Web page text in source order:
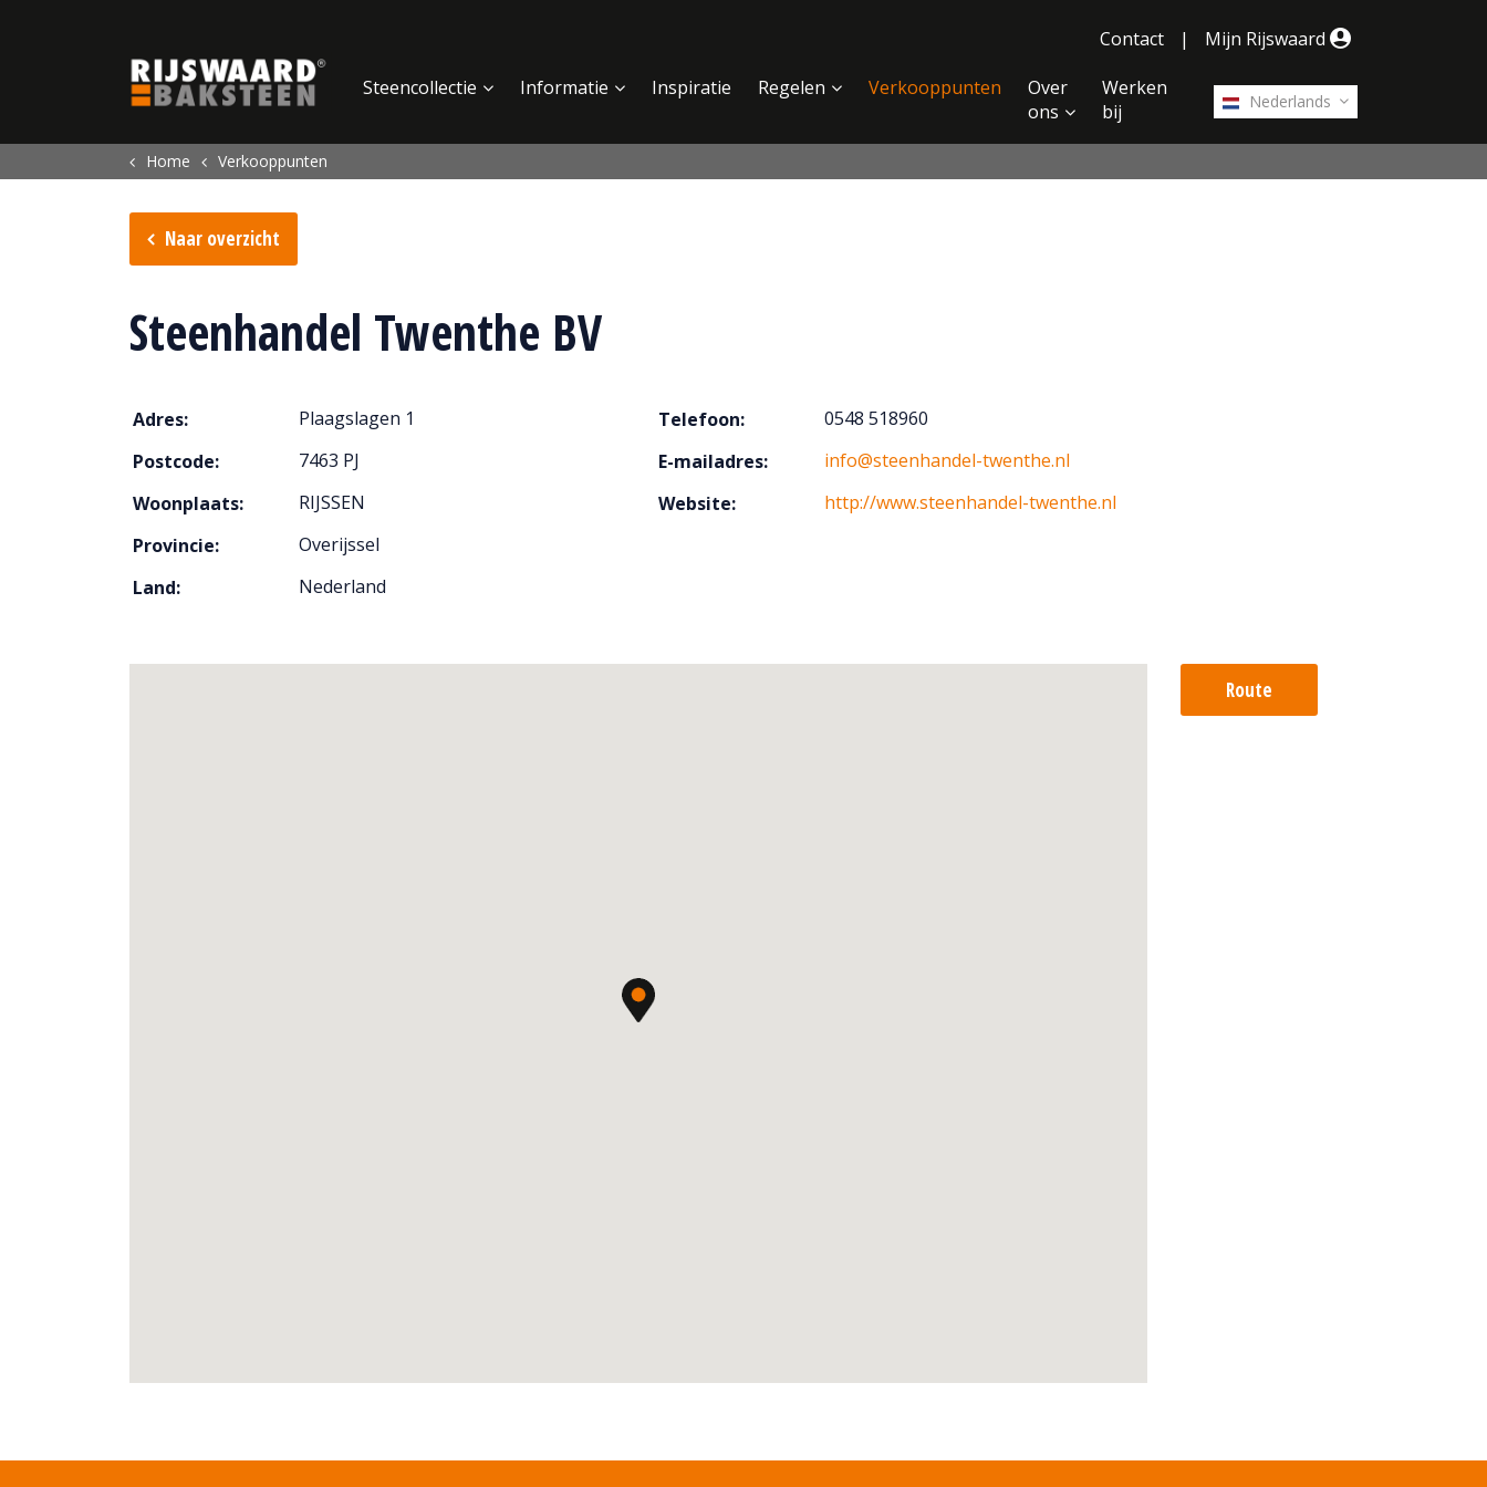
Contact
| Mijn Rijswaard
Nederlands
Steencollectie Informatie Inspiratie Regelen Verkooppunten
Over
ons
Werken
bij
Home Verkooppunten
Naar overzicht
Steenhandel Twenthe BV
Adres:
Plaagslagen 1
Postcode:
7463 PJ
Woonplaats:
RIJSSEN
Provincie:
Overijssel
Land:
Nederland
Telefoon:
0548 518960
E-mailadres:
info@steenhandel-twenthe.nl
Website:
http://www.steenhandel-twenthe.nl
Route